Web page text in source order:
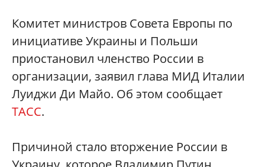
Комитет министров Совета Европы по
инициативе Украины и Польши
приостановил членство России в
организации, заявил глава МИД Италии
Луиджи Ди Майо. Об этом сообщает
ТАСС.
Причиной стало вторжение России в